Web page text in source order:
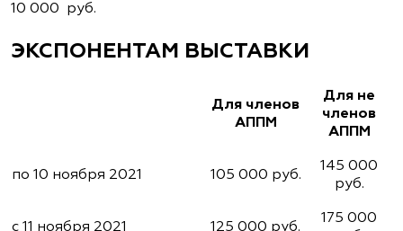
10 000 руб.
ЭКСПОНЕНТАМ ВЫСТАВКИ
Для членов
АППМ
Для не
членов
АППМ
по 10 ноября 2021 105 000 руб.
145 000
руб.
с 11 ноября 2021 125 000 руб.
175 000